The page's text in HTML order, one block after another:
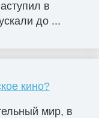
в
до ...
кино?
мир, в